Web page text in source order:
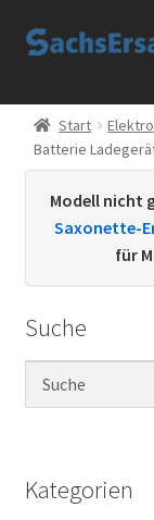
Zur
Zum
Start
AGB
Kontakt
Sachs Ersatzteile
Über uns
Start
Batterie
Modell nicht
Saxonette-
für
Suche
Kategorien